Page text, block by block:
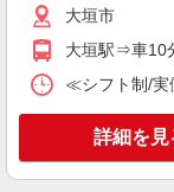
株式会社kotrio /●NG-
大垣市
大垣駅⇒車10
≪シフト制/実
詳細を見